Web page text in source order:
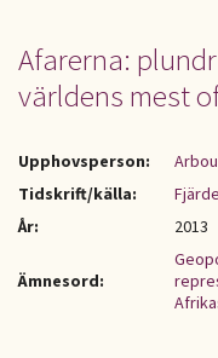
Afarerna:
världens mest
Upphovsperson:
Tidskrift/källa:
År:
2013
Ämnesord: